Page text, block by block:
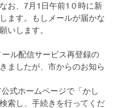
お、7月1日午前1０時に新
ます。もしメールが届かな
いします。
ール配信サービス再登録の
ましたが、市からのお知ら
式ホームページで「かし
索し、手続きを行ってくだ